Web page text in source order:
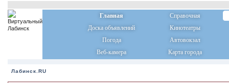
Главная
Справочная
Доска объявлений
Кинотеатры
Погода
Автовокзал
Веб-камера
Карта города
Лабинск.RU